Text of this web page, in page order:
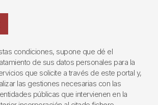
condiciones, supone que dé el
de sus datos personales para la
que solicite a través de este portal y,
las gestiones necesarias con las
públicas que intervienen en la